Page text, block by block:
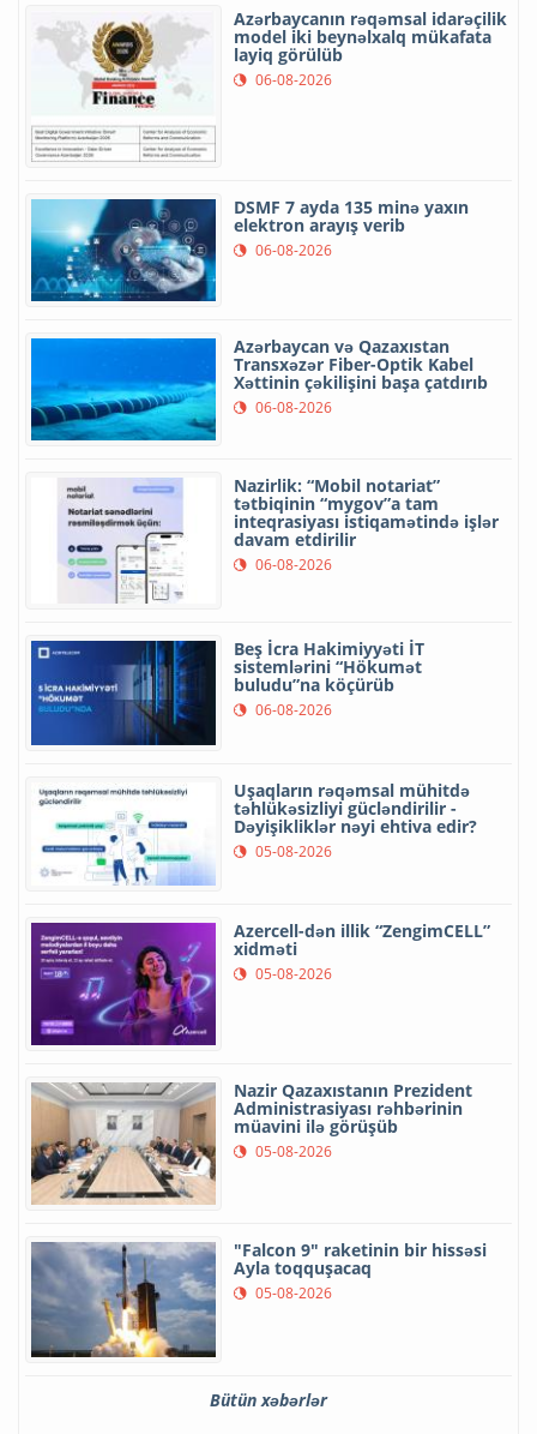
Azərbaycanın rəqəmsal idarəçilik
model iki beynəlxalq mükafata
layiq görülüb
06-08-2026
DSMF 7 ayda 135 minə yaxın
elektron arayış verib
06-08-2026
Azərbaycan və Qazaxıstan
Transxəzər Fiber-Optik Kabel
Xəttinin çəkilişini başa çatdırıb
06-08-2026
Nazirlik: “Mobil notariat”
tətbiqinin “mygov”a tam
inteqrasiyası istiqamətində işlər
davam etdirilir
06-08-2026
Beş İcra Hakimiyyəti İT
sistemlərini “Hökumət
buludu”na köçürüb
06-08-2026
Uşaqların rəqəmsal mühitdə
təhlükəsizliyi gücləndirilir -
Dəyişikliklər nəyi ehtiva edir?
05-08-2026
Azercell-dən illik “ZengimCELL”
xidməti
05-08-2026
Nazir Qazaxıstanın Prezident
Administrasiyası rəhbərinin
müavini ilə görüşüb
05-08-2026
"Falcon 9" raketinin bir hissəsi
Ayla toqquşacaq
05-08-2026
Bütün xəbərlər